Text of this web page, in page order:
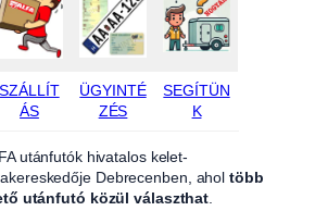
SZÁLLÍT
ÁS
ÜGYINTÉ
ZÉS
SEGÍTÜN
K
utánfutók hivatalos kelet-
Debrecenben, aholtöbb
utánfutó közül választhat